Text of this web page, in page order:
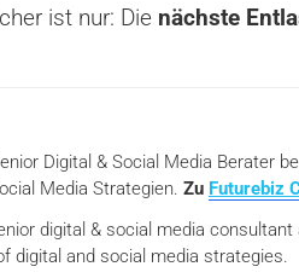
ist nur: Die nächste
Digital & Social Media Berater
Media Strategien. Zu Futurebiz
digital & social media
digital and social media strategies.